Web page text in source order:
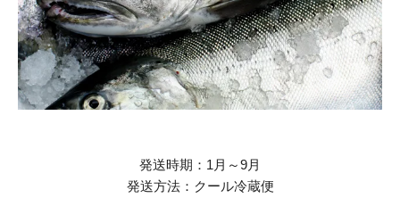
発送時期：1月～9月
発送方法：クール冷蔵便